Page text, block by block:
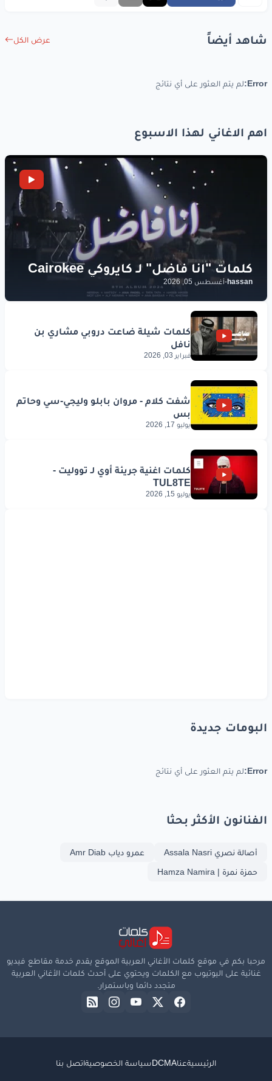
شاهد أيضاً عرض الكل
Error: لم يتم العثور على أي نتائج
اهم الاغاني لهذا الاسبوع
hassan
-أغسطس 05, 2026
فبراير 03, 2026
يوليو 17, 2026
يوليو 15, 2026
البومات جديدة
Error: لم يتم العثور على أي نتائج
الفنانون الأكثر بحثا
أصالة نصري Assala Nasri
عمرو دياب Amr Diab
حمزة نمرة | Hamza Namira
مرحبا بكم في موقع كلمات الأغاني العربية الموقع يقدم خدمة مقاطع فيديو
غنائية على اليوتيوب مع الكلمات ويحتوي على أحدث كلمات الأغاني العربية
متجدد دائما وباستمرار.
الرئيسيةعناDCMAسياسة الخصوصيةاتصل بنا